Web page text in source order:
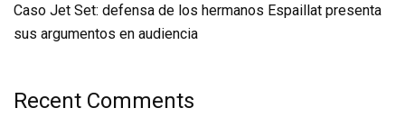
Caso Jet Set: defensa de los hermanos Espaillat presenta
sus argumentos en audiencia
Recent Comments